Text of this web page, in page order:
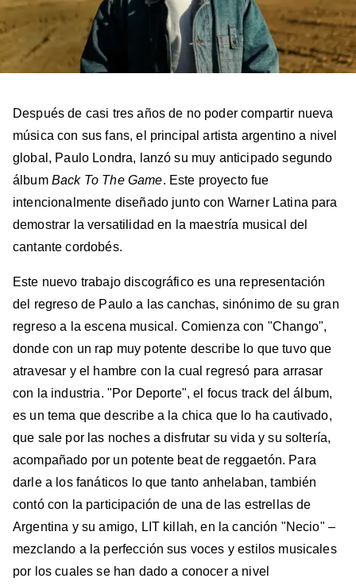
Después de casi tres años de no poder compartir nueva
música con sus fans, el principal artista argentino a nivel
global, Paulo Londra, lanzó su muy anticipado segundo
álbum Back To The Game. Este proyecto fue
intencionalmente diseñado junto con Warner Latina para
demostrar la versatilidad en la maestría musical del
cantante cordobés.
Este nuevo trabajo discográfico es una representación
del regreso de Paulo a las canchas, sinónimo de su gran
regreso a la escena musical. Comienza con "Chango",
donde con un rap muy potente describe lo que tuvo que
atravesar y el hambre con la cual regresó para arrasar
con la industria. "Por Deporte", el focus track del álbum,
es un tema que describe a la chica que lo ha cautivado,
que sale por las noches a disfrutar su vida y su soltería,
acompañado por un potente beat de reggaetón. Para
darle a los fanáticos lo que tanto anhelaban, también
contó con la participación de una de las estrellas de
Argentina y su amigo, LIT killah, en la canción "Necio" –
mezclando a la perfección sus voces y estilos musicales
por los cuales se han dado a conocer a nivel